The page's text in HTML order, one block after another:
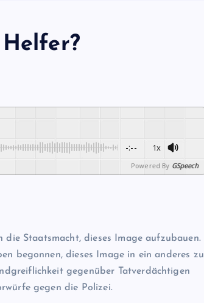
-:-- 1x
Powered By GSpeech
die Staatsmacht, dieses Image aufzubauen.
begonnen, dieses Image in ein anderes zu
gegenüber Tatverdächtigen
gegen die Polizei.